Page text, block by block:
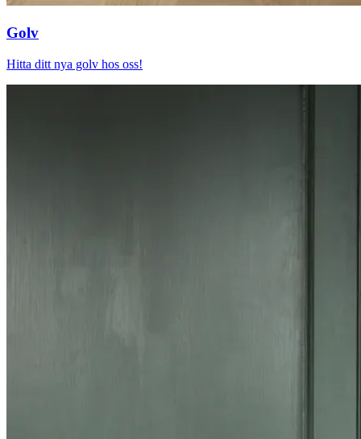
Golv
Hitta ditt nya golv hos oss!